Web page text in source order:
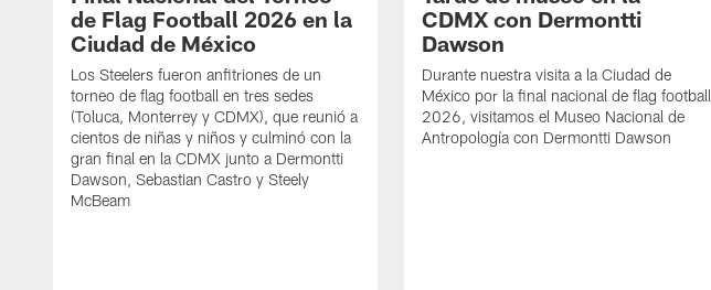
de Flag Football 2026 en la
Ciudad de México
Los Steelers fueron anfitriones de un
torneo de flag football en tres sedes
(Toluca, Monterrey y CDMX), que reunió a
cientos de niñas y niños y culminó con la
gran final en la CDMX junto a Dermontti
Dawson, Sebastian Castro y Steely
McBeam
CDMX con Dermontti
Dawson
Durante nuestra visita a la Ciudad de
México por la final nacional de flag football
2026, visitamos el Museo Nacional de
Antropología con Dermontti Dawson